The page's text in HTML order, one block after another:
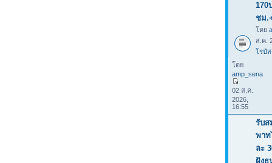
170
ชม
โดย
ส.ค.
โรบั
โดย
amp_sena
02 ส.ค.
2026,
16:55
รับส
พาท
ละ
ฝังธ